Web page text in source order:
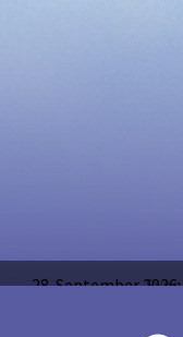
28. September